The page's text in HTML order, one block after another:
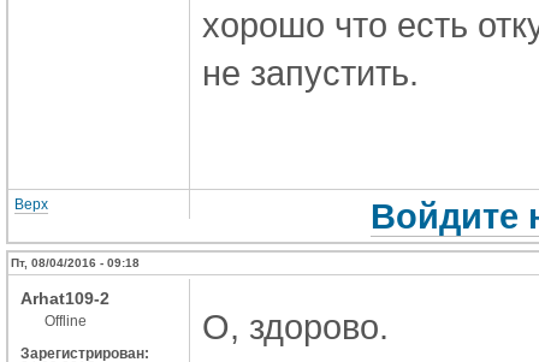
хорошо что есть
не запустить.
Верх Войдите
Пт, 08/04/2016 - 09:18
Arhat109-2
Offline
Зарегистрирован:
О, здорово.